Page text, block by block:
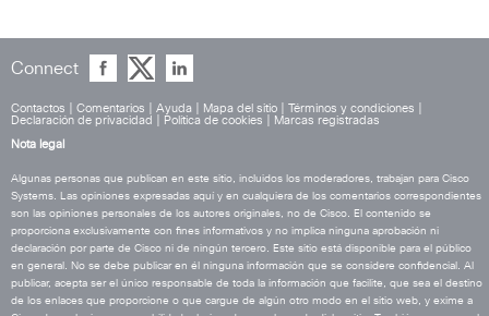
Connect
Contactos Comentarios Ayuda Mapa del sitio Términos y condiciones
Declaración de privacidad
Política de cookies
Marcas registradas
Nota legal
Algunas personas que publican en este sitio, incluidos los moderadores, trabajan para Cisco
Systems. Las opiniones expresadas aquí y en cualquiera de los comentarios correspondientes
son las opiniones personales de los autores originales, no de Cisco. El contenido se
proporciona exclusivamente con fines informativos y no implica ninguna aprobación ni
declaración por parte de Cisco ni de ningún tercero. Este sitio está disponible para el público
en general. No se debe publicar en él ninguna información que se considere confidencial. Al
publicar, acepta ser el único responsable de toda la información que facilite, que sea el destino
de los enlaces que proporcione o que cargue de algún otro modo en el sitio web, y exime a